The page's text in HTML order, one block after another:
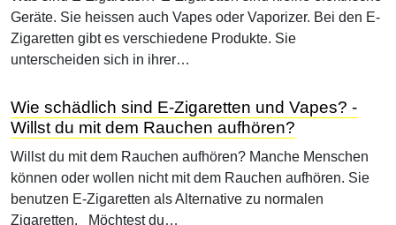
Geräte. Sie heissen auch Vapes oder Vaporizer. Bei den E-
Zigaretten gibt es verschiedene Produkte. Sie
unterscheiden sich in ihrer…
Wie schädlich sind E-Zigaretten und Vapes? -
Willst du mit dem Rauchen aufhören?
Willst du mit dem Rauchen aufhören? Manche Menschen
können oder wollen nicht mit dem Rauchen aufhören. Sie
benutzen E-Zigaretten als Alternative zu normalen
Zigaretten. Möchtest du…